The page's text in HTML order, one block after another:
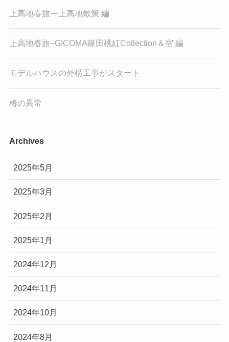
上高地春旅ー上高地散策 編
上高地春旅−GICOMA篠田桃紅Collection＆宿 編
モデルハウスの外構工事がスタート
椿の異常
Archives
2025年5月
2025年3月
2025年2月
2025年1月
2024年12月
2024年11月
2024年10月
2024年8月